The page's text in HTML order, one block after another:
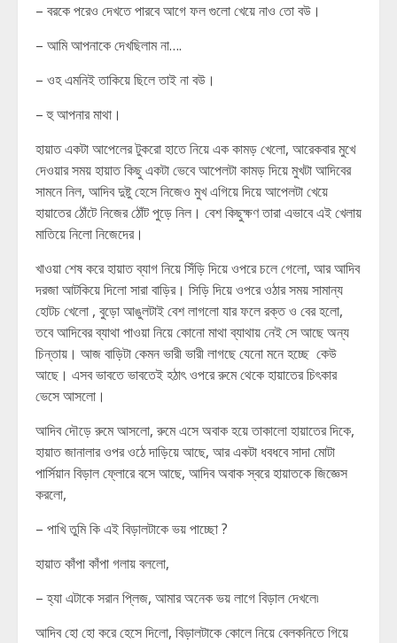
– বরকে পরেও দেখতে পারবে আগে ফল গুলো খেয়ে নাও তো বউ।
– আমি আপনাকে দেখছিলাম না….
– ওহ এমনিই তাকিয়ে ছিলে তাই না বউ।
– হু আপনার মাথা।
হায়াত একটা আপেলের টুকরো হাতে নিয়ে এক কামড় খেলো, আরেকবার মুখে
দেওয়ার সময় হায়াত কিছু একটা ভেবে আপেলটা কামড় দিয়ে মুখটা আদিবের
সামনে নিল, আদিব দুষ্টু হেসে নিজেও মুখ এগিয়ে দিয়ে আপেলটা খেয়ে
হায়াতের ঠোঁটে নিজের ঠোঁট পুড়ে নিল। বেশ কিছুক্ষণ তারা এভাবে এই খেলায়
মাতিয়ে নিলো নিজেদের।
খাওয়া শেষ করে হায়াত ব্যাগ নিয়ে সিঁড়ি দিয়ে ওপরে চলে গেলো, আর আদিব
দরজা আটকিয়ে দিলো সারা বাড়ির। সিড়ি দিয়ে ওপরে ওঠার সময় সামান্য
হোটচ খেলো , বুড়ো আঙুলটাই বেশ লাগলো যার ফলে রক্ত ও বের হলো,
তবে আদিবের ব্যাথা পাওয়া নিয়ে কোনো মাথা ব্যাথায় নেই সে আছে অন্য
চিন্তায়। আজ বাড়িটা কেমন ভারী ভারী লাগছে যেনো মনে হচ্ছে কেউ
আছে। এসব ভাবতে ভাবতেই হঠাৎ ওপরে রুমে থেকে হায়াতের চিৎকার
ভেসে আসলো।
আদিব দৌড়ে রুমে আসলো, রুমে এসে অবাক হয়ে তাকালো হায়াতের দিকে,
হায়াত জানালার ওপর ওঠে দাড়িয়ে আছে, আর একটা ধবধবে সাদা মোটা
পার্সিয়ান বিড়াল ফ্লোরে বসে আছে, আদিব অবাক স্বরে হায়াতকে জিজ্ঞেস
করলো,
– পাখি তুমি কি এই বিড়ালটাকে ভয় পাচ্ছো ?
হায়াত কাঁপা কাঁপা গলায় বললো,
– হ্যা এটাকে সরান প্লিজ, আমার অনেক ভয় লাগে বিড়াল দেখলে৷
আদিব হো হো করে হেসে দিলো, বিড়ালটাকে কোলে নিয়ে বেলকনিতে গিয়ে